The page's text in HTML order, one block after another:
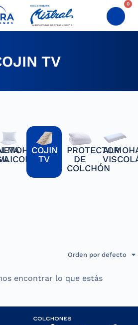
0
TV
COJIN
TV
PROTECTOR
DE
COLCHÓN
Orden por defecto
encontrar lo que estás